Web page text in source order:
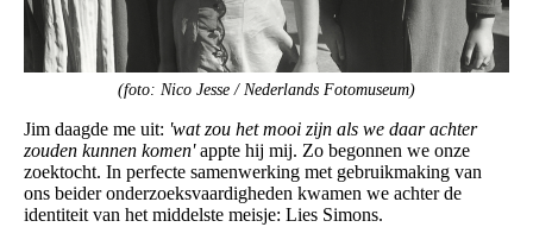
(foto: Nico Jesse / Nederlands Fotomuseum)
Jim daagde me uit: 'wat zou het mooi zijn als we daar achter
zouden kunnen komen'appte hij mij. Zo begonnen we onze
zoektocht. In perfecte samenwerking met gebruikmaking van
ons beider onderzoeksvaardigheden kwamen we achter de
identiteit van het middelste meisje: Lies Simons.